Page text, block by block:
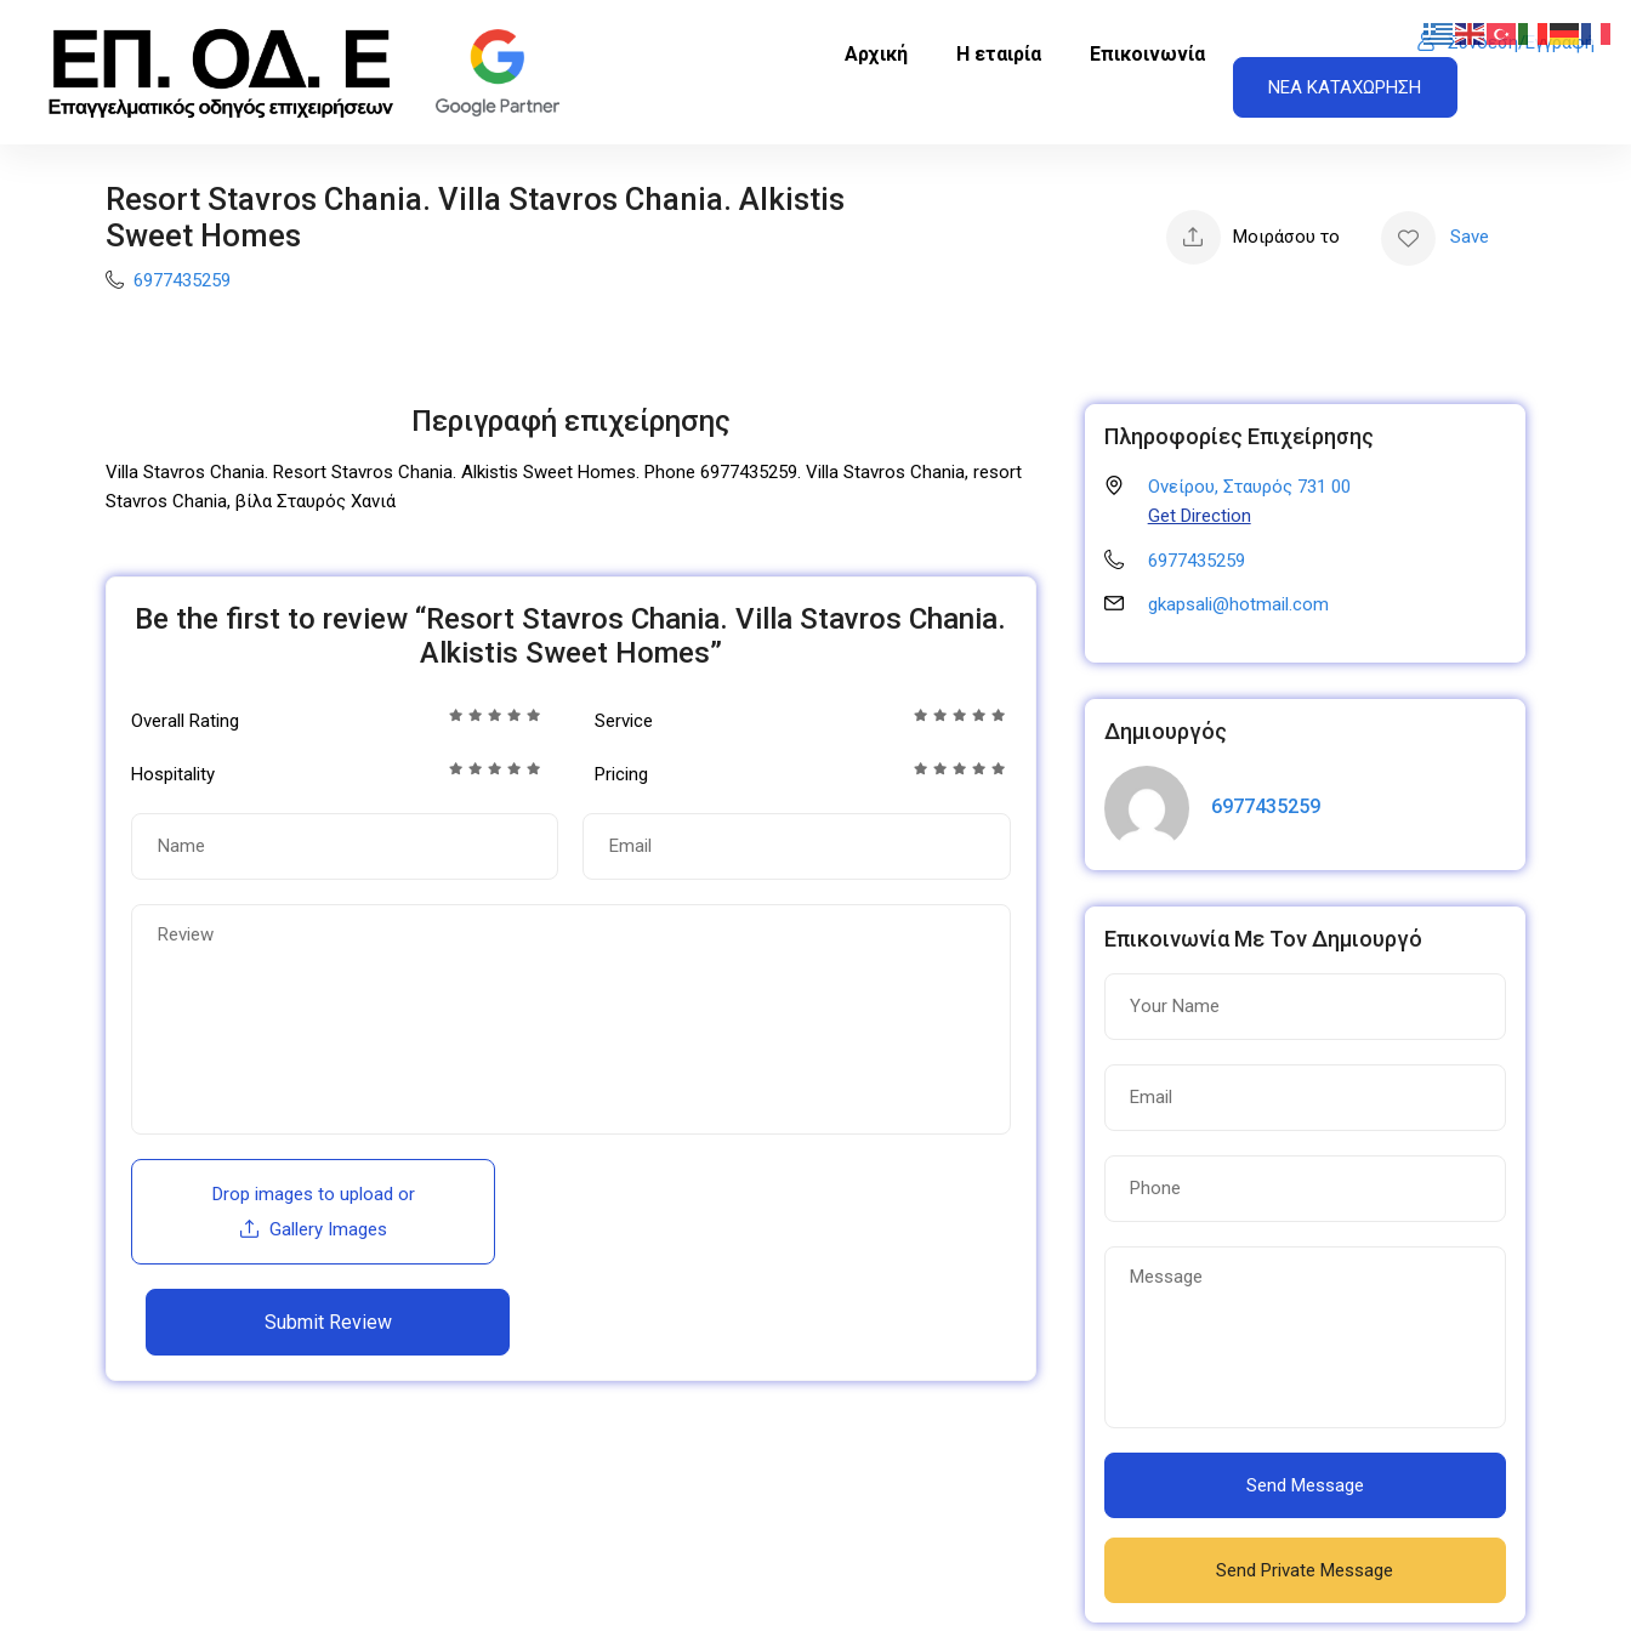
Αρχική Η εταιρία Επικοινωνία
Σύνδεση/Εγγραφή
ΝΕΑ ΚΑΤΑΧΩΡΗΣΗ
Resort Stavros Chania. Villa Stavros Chania. Alkistis
Sweet Homes
6977435259
Μοιράσου το Save
Περιγραφή επιχείρησης
Villa Stavros Chania. Resort Stavros Chania. Alkistis Sweet Homes. Phone 6977435259. Villa Stavros Chania, resort
Stavros Chania, βίλα Σταυρός Χανιά
Be the first to review “Resort Stavros Chania. Villa Stavros Chania.
Alkistis Sweet Homes”
Overall Rating Service
Hospitality Pricing
Drop images to upload or
Gallery Images
Πληροφορίες Επιχείρησης
Ονείρου, Σταυρός 731 00
Get Direction
6977435259
gkapsali@hotmail.com
Δημιουργός
6977435259
Επικοινωνία Με Τον Δημιουργό
Send Message
Send Private Message